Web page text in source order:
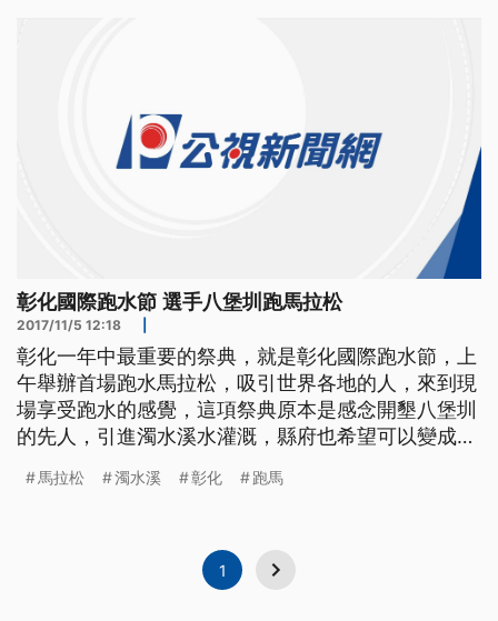
彰化國際跑水節 選手八堡圳跑馬拉松
2017/11/5 12:18
彰化一年中最重要的祭典，就是彰化國際跑水節，上
午舉辦首場跑水馬拉松，吸引世界各地的人，來到現
場享受跑水的感覺，這項祭典原本是感念開墾八堡圳
的先人，引進濁水溪水灌溉，縣府也希望可以變成國
堡圳前，才是另個關卡的開始 ==工作人員== 來小心
馬拉松 濁水溪 彰化 跑馬
1